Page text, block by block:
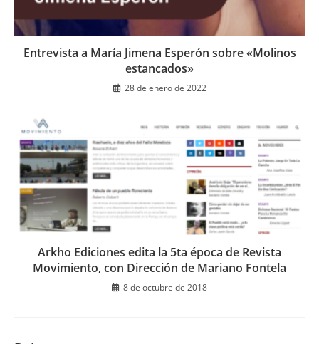
Entrevista a María Jimena Esperón sobre «Molinos
estancados»
28 de enero de 2022
Arkho Ediciones edita la 5ta época de Revista
Movimiento, con Dirección de Mariano Fontela
8 de octubre de 2018